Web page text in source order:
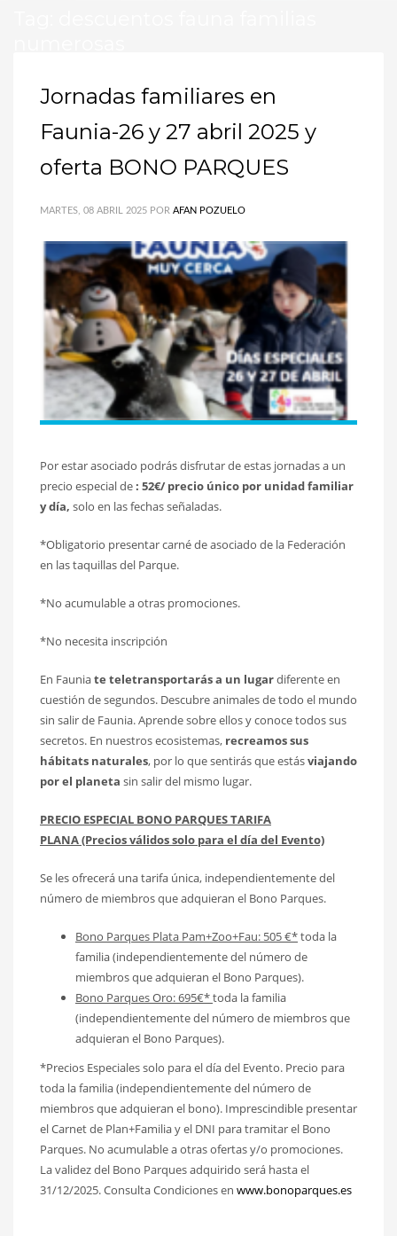
Jornadas familiares en
Faunia-26 y 27 abril 2025 y
oferta BONO PARQUES
MARTES, 08 ABRIL 2025 POR AFAN POZUELO
Por estar asociado podrás disfrutar de estas jornadas a un
precio especial de: 52€/ precio único por unidad familiar
y día, solo en las fechas señaladas.
*Obligatorio presentar carné de asociado de la Federación
en las taquillas del Parque.
*No acumulable a otras promociones.
*No necesita inscripción
En Fauniate teletransportarás a un lugardiferente en
cuestión de segundos. Descubre animales de todo el mundo
sin salir de Faunia. Aprende sobre ellos y conoce todos sus
secretos. En nuestros ecosistemas, recreamos sus
hábitats naturales, por lo que sentirás que estásviajando
por el planeta sin salir del mismo lugar.
PRECIO ESPECIAL BONO PARQUES TARIFA
PLANA (Precios válidos solo para el día del Evento)
Se les ofrecerá una tarifa única, independientemente del
número de miembros que adquieran el Bono Parques.
Bono Parques Plata Pam+Zoo+Fau: 505 €*toda la
familia (independientemente del número de
miembros que adquieran el Bono Parques).
Bono Parques Oro: 695€*toda la familia
(independientemente del número de miembros que
adquieran el Bono Parques).
*Precios Especiales solo para el día del Evento. Precio para
toda la familia (independientemente del número de
miembros que adquieran el bono). Imprescindible presentar
el Carnet de Plan+Familia y el DNI para tramitar el Bono
Parques. No acumulable a otras ofertas y/o promociones.
La validez del Bono Parques adquirido será hasta el
31/12/2025. Consulta Condiciones en www.bonoparques.es